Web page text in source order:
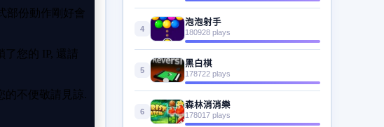
4
泡泡射手
180928 plays
5
黑白棋
178722 plays
6
森林消消樂
178017 plays